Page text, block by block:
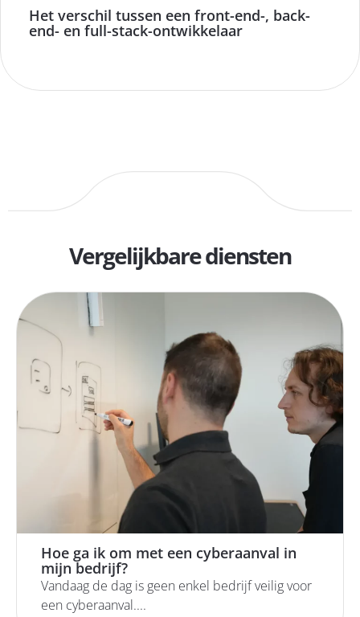
Het verschil tussen een front-end-, back-
end- en full-stack-ontwikkelaar
Vergelijkbare diensten
Hoe ga ik om met een cyberaanval in
mijn bedrijf?
Vandaag de dag is geen enkel bedrijf veilig voor
een cyberaanval....